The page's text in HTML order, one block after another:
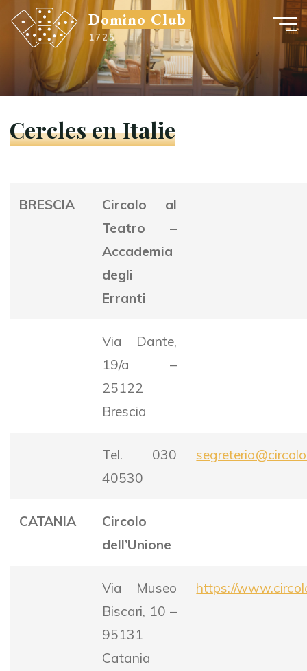
contenu
Domino Club
1725
Cercles en Italie
BRESCIA
Circolo al
Teatro –
Accademia
degli
Erranti
Via Dante,
19/a –
25122
Brescia
Tel. 030
40530
CATANIA
Circolo
dell’Unione
Via Museo
Biscari, 10 –
95131
Catania
https://